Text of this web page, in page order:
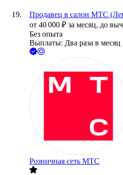
Продавец в салон МТС
от 40 000 ₽ за месяц, до
Без опыта
Выплаты: Два раза в месяц
Розничная сеть МТС